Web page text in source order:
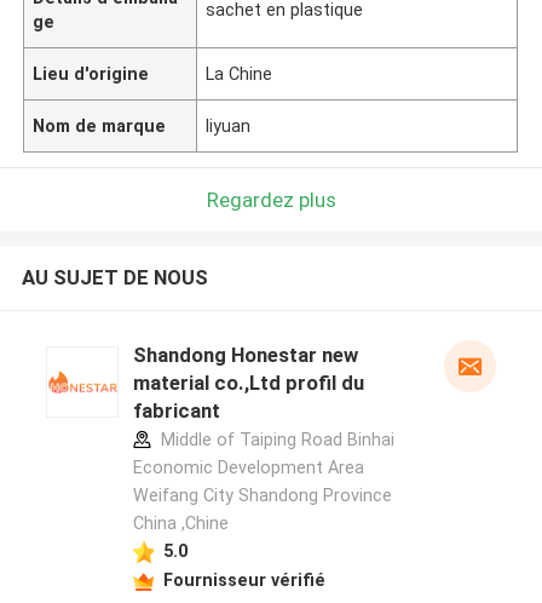
ge
sachet en plastique
Lieu d'origine La Chine
Nom de marque liyuan
Regardez plus
AU SUJET DE NOUS
Shandong Honestar new
material co.,Ltd profil du
fabricant
Middle of Taiping Road Binhai
Economic Development Area
Weifang City Shandong Province
China ,Chine
5.0
Fournisseur vérifié